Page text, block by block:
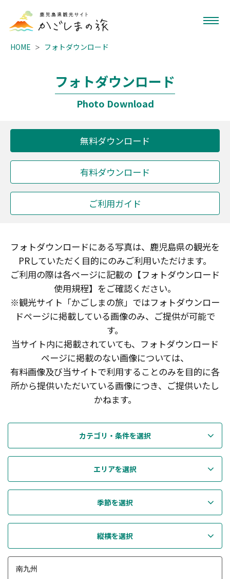
HOME フォトダウンロード
フォトダウンロード
Photo Download
無料ダウンロード
有料ダウンロード
ご利用ガイド
フォトダウンロードにある写真は、鹿児島県の観光を
PRしていただく目的にのみご利用いただけます。
ご利用の際は各ページに記載の【フォトダウンロード
使用規程】をご確認ください。
※観光サイト「かごしまの旅」ではフォトダウンロー
ドページに掲載している画像のみ、ご提供が可能で
す。
当サイト内に掲載されていても、フォトダウンロード
ページに掲載のない画像については、
有料画像及び当サイトで利用することのみを目的に各
所から提供いただいている画像につき、ご提供いたし
かねます。
カテゴリ・条件を選択
エリアを選択
季節を選択
縦横を選択